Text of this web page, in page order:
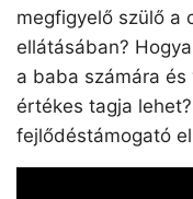
megfigyelő szülő a
ellátásában?
a baba számára
értékes tagja
fejlődéstámogató